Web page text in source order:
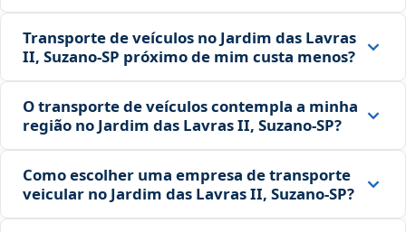
Transporte de veículos no Jardim das Lavras
II, Suzano‑SP próximo de mim custa menos?
O transporte de veículos contempla a minha
região no Jardim das Lavras II, Suzano‑SP?
Como escolher uma empresa de transporte
veicular no Jardim das Lavras II, Suzano‑SP?